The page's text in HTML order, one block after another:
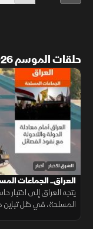
حلقات الموسم 2026
الشرق للأخبار أخبار
العراق.. الجماعات
يتجه العراق إلى
المسلحة، في ظل تباين